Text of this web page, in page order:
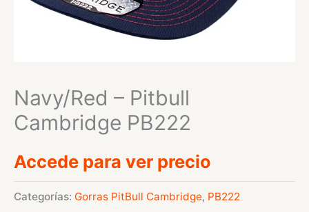
Navy/Red – Pitbull
Cambridge PB222
Accede para ver precio
Categorías: Gorras PitBull Cambridge, PB222